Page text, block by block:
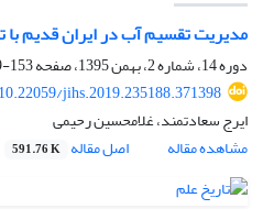
مدیریت تقسیم آب در ایران قدیم با
دوره 14، شماره 2، بهمن 1395، صفحه
153-159
10.22059/jihs.2019.235188.371398
ایرج سعادتمند، غلامحسین رحیمی
مشاهده مقاله
اصل مقاله 591.76 K